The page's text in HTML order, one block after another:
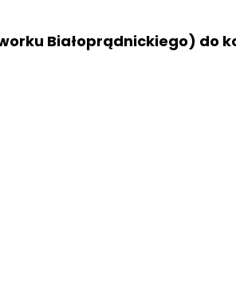
Białoprądnickiego) do